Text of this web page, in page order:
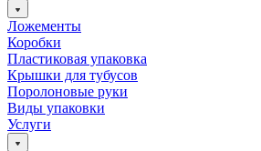
Ложементы
Коробки
Пластиковая упаковка
Крышки для тубусов
Поролоновые руки
Виды упаковки
Услуги